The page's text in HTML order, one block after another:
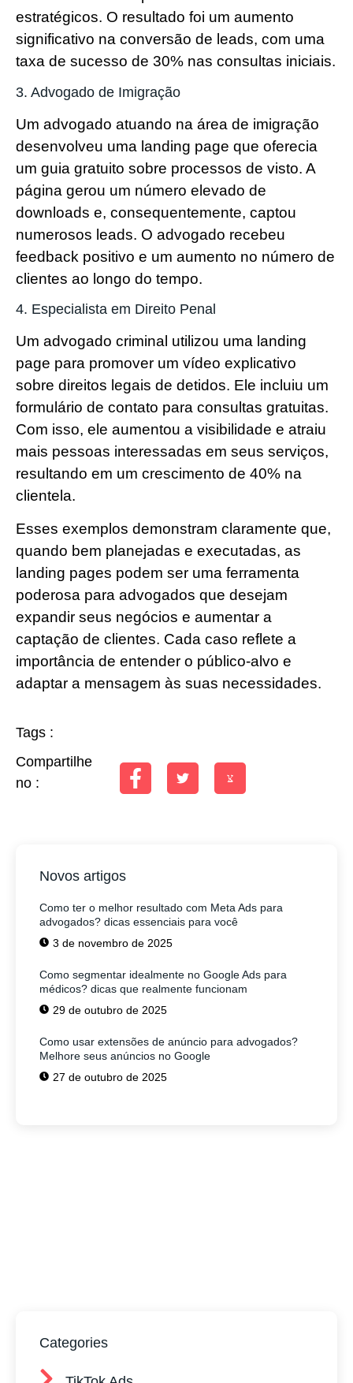
estratégicos. O resultado foi um aumento
significativo na conversão de leads, com uma
taxa de sucesso de 30% nas consultas iniciais.
3. Advogado de Imigração
Um advogado atuando na área de imigração
desenvolveu uma landing page que oferecia
um guia gratuito sobre processos de visto. A
página gerou um número elevado de
downloads e, consequentemente, captou
numerosos leads. O advogado recebeu
feedback positivo e um aumento no número de
clientes ao longo do tempo.
4. Especialista em Direito Penal
Um advogado criminal utilizou uma landing
page para promover um vídeo explicativo
sobre direitos legais de detidos. Ele incluiu um
formulário de contato para consultas gratuitas.
Com isso, ele aumentou a visibilidade e atraiu
mais pessoas interessadas em seus serviços,
resultando em um crescimento de 40% na
clientela.
Esses exemplos demonstram claramente que,
quando bem planejadas e executadas, as
landing pages podem ser uma ferramenta
poderosa para advogados que desejam
expandir seus negócios e aumentar a
captação de clientes. Cada caso reflete a
importância de entender o público-alvo e
adaptar a mensagem às suas necessidades.
Tags :
Compartilhe
no :
Novos artigos
Como ter o melhor resultado com Meta Ads para
advogados? dicas essenciais para você
3 de novembro de 2025
Como segmentar idealmente no Google Ads para
médicos? dicas que realmente funcionam
29 de outubro de 2025
Como usar extensões de anúncio para advogados?
Melhore seus anúncios no Google
27 de outubro de 2025
Categories